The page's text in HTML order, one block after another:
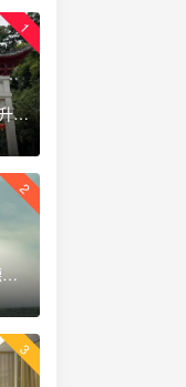
1
《水调歌头·辛丑初春再登允升塔》
2
七律· 与友谈史言及近代彭德怀刚猛直言乃唯一者也深夜读史掩卷感赋
3